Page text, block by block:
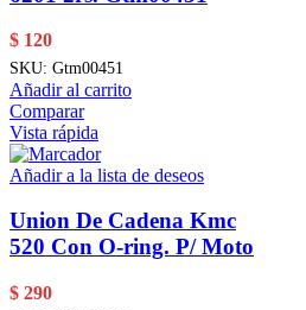
$ 120
SKU: Gtm00451
Añadir al carrito
Comparar
Vista rápida
Añadir a la lista de deseos
Union De Cadena Kmc
520 Con O-ring. P/ Moto
$ 290